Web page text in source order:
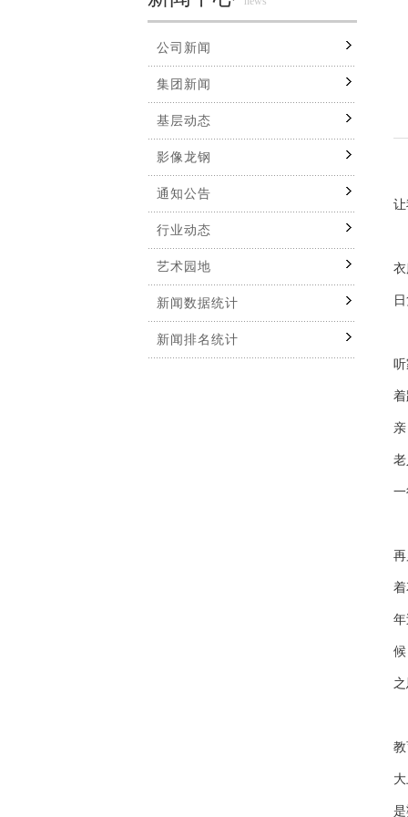
公司新闻
集团新闻
基层动态
影像龙钢
通知公告
行业动态
艺术园地
新闻数据统计
新闻排名统计